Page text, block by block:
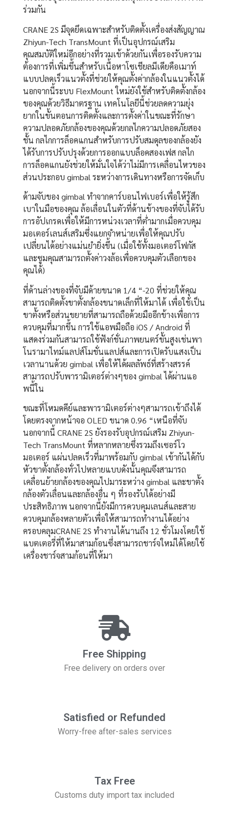
ร่วมกัน
CRANE 2S มีจุดยึดเฉพาะสำหรับติดตั้งเครื่องส่งสัญญาณ
Zhiyun-Tech TransMount ที่เป็นอุปกรณ์เสริม
คุณสมบัติใหม่อีกอย่างที่รวมเข้าด้วยกันเพื่อรองรับความ
ต้องการที่เพิ่มขึ้นสำหรับเนื้อหาโซเชียลมีเดียคือเมาท์
แบบปลดเร็วแนวตั้งที่ช่วยให้คุณตั้งค่ากล้องในแนวตั้งได้
นอกจากนี้ระบบ FlexMount ใหม่ยังใช้สำหรับติดตั้งกล้อง
ของคุณด้วยวิธีมาตรฐาน เทคโนโลยีนี้ช่วยลดความยุ่ง
ยากในขั้นตอนการติดตั้งและการตั้งค่าในขณะที่รักษา
ความปลอดภัยกล้องของคุณด้วยกลไกความปลอดภัยสอง
ชั้น กลไกการล็อคแกนสำหรับการปรับสมดุลของกล้องยัง
ได้รับการปรับปรุงด้วยการออกแบบล็อคสองเฟส กลไก
การล็อคแกนยังช่วยให้มั่นใจได้ว่าไม่มีการเคลื่อนไหวของ
ส่วนประกอบ gimbal ระหว่างการเดินทางหรือการจัดเก็บ
ด้ามจับของ gimbal ทำจากคาร์บอนไฟเบอร์เพื่อให้รู้สึก
เบาในมือของคุณ ล้อเลื่อนในตัวที่ด้านข้างของที่จับได้รับ
การอัปเกรดเพื่อให้มีการหน่วงเวลาที่ต่ำมากเมื่อควบคุม
มอเตอร์เลนส์เสริมซึ่งแยกจำหน่ายเพื่อให้คุณปรับ
เปลี่ยนได้อย่างแม่นยำยิ่งขึ้น (เมื่อใช้ทั้งมอเตอร์โฟกัส
และซูมคุณสามารถตั้งค่าวงล้อเพื่อควบคุมตัวเลือกของ
คุณได้)
ที่ด้านล่างของที่จับมีด้ายขนาด 1/4 “-20 ที่ช่วยให้คุณ
สามารถติดตั้งขาตั้งกล้องขนาดเล็กที่ให้มาได้ เพื่อใช้เป็น
ขาตั้งหรือส่วนขยายที่สามารถถือด้วยมืออีกข้างเพื่อการ
ควบคุมที่มากขึ้น การใช้แอพมือถือ iOS / Android ที่
แสดงร่วมกันสามารถใช้ฟังก์ชั่นภาพยนตร์ขั้นสูงเช่นพา
โนรามาไทม์แลปส์โมชั่นแลปส์และการเปิดรับแสงเป็น
เวลานานด้วย gimbal เพื่อให้ได้ผลลัพธ์ที่สร้างสรรค์
สามารถปรับพารามิเตอร์ต่างๆของ gimbal ได้ผ่านแอ
พนี้ใน
ขณะที่โหมดคีย์และพารามิเตอร์ต่างๆสามารถเข้าถึงได้
โดยตรงจากหน้าจอ OLED ขนาด 0.96 “เหนือที่จับ
นอกจากนี้ CRANE 2S ยังรองรับอุปกรณ์เสริม Zhiyun-
Tech TransMount ที่หลากหลายซึ่งรวมถึงเซอร์โว
มอเตอร์ แผ่นปลดเร็วที่มาพร้อมกับ gimbal เข้ากันได้กับ
หัวขาตั้งกล้องทั่วไปหลายแบบดังนั้นคุณจึงสามารถ
เคลื่อนย้ายกล้องของคุณไปมาระหว่าง gimbal และขาตั้ง
กล้องตัวเลื่อนและกล้องอื่น ๆ ที่รองรับได้อย่างมี
ประสิทธิภาพ นอกจากนี้ยังมีการควบคุมเลนส์และสาย
ควบคุมกล้องหลายตัวเพื่อให้สามารถทำงานได้อย่าง
ครอบคลุมCRANE 2S ทำงานได้นานถึง 12 ชั่วโมงโดยใช้
แบตเตอรี่ที่ให้มาสามก้อนซึ่งสามารถชาร์จใหม่ได้โดยใช้
เครื่องชาร์จสามก้อนที่ให้มา
Free Shipping
Free delivery on orders over
Satisfied or Refunded
Worry-free after-sales services
Tax Free
Customs duty import tax included